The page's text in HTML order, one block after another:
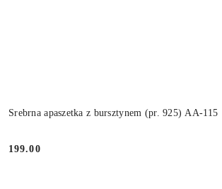
Srebrna apaszetka z bursztynem (pr. 925) AA-115
Cena:
199.00